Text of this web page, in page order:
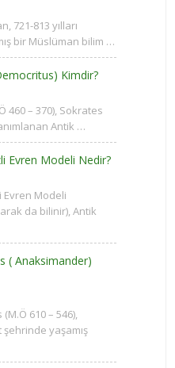
721-813 yılları
bir Müslüman bilim …
Kimdir?
460 – 370), Sokrates
Antik …
Evren Modeli Nedir?
Modeli
da bilinir), Antik
( Anaksimander)
610 – 546),
şehrinde yaşamış